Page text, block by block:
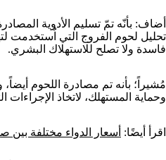
أضاف: بأنّه تمّ تسليم الأدوية
تحليل لحوم الفروج التي اُستخدمت
فاسدة ولا تصلح للاستهلاك البشري.
مُشيراً؛ بأنه تم مصادرة اللحوم أيضاً،
وحماية المستهلك، لاتخاذ
اقرأ أيضًا: أسعار الدواء مختلفة